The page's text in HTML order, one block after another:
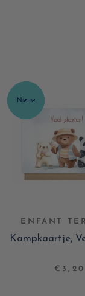
ENFANT
Kampkaartje,
€3,20